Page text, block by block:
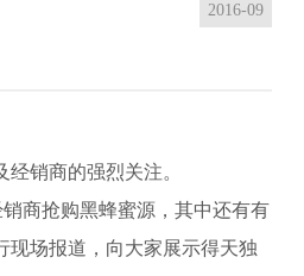
2016-09
销商的强烈关注。
商抢购黑蜂蜜源，其中还有有
现场报道，向大家展示得天独